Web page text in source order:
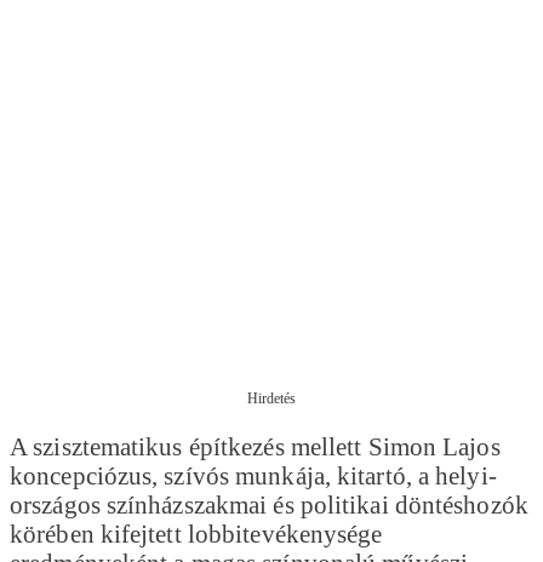
Hirdetés
A szisztematikus építkezés mellett Simon Lajos
koncepciózus, szívós munkája, kitartó, a helyi-
országos színházszakmai és politikai döntéshozók
körében kifejtett lobbitevékenysége